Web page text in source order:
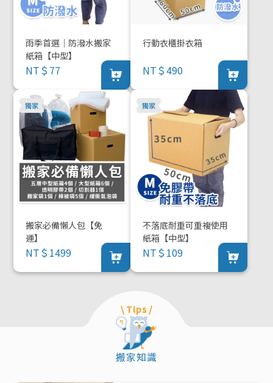
雨季首選｜防潑水搬家
紙箱【中型】
NT＄77
行動衣櫃掛衣箱
NT＄490
搬家必備懶人包【免
運】
NT＄1499
不落底耐重可重複使用
紙箱【中型】
NT＄109
\ Tips /
搬家知識